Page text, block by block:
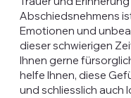
Abschiedsnehmens
Emotionen und
dieser schwierigen
Ihnen gerne
helfe Ihnen, diese
und schliesslich auch